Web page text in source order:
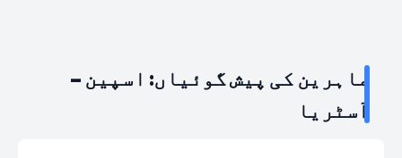
ماہرین کی پیش گوئیاں: اسپین –
آسٹریا